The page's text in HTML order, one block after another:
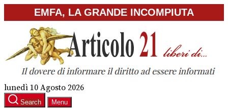
to
content
EMFA, LA GRANDE INCOMPIUTA
lunedì 10 Agosto 2026
Search Menu